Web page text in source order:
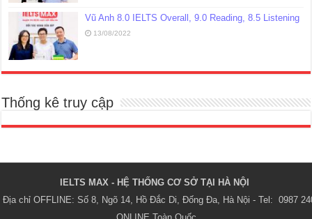
Vũ Anh 8.0 IELTS Overall, 9.0 Reading, 8.5 Listening
13/08/2022
Thống kê truy cập
IELTS MAX - HỆ THỐNG CƠ SỞ TẠI HÀ NỘI
Địa chỉ OFFLINE: Số 8, Ngõ 14, Hồ Đắc Di, Đống Đa, Hà Nội - Tel:  0987